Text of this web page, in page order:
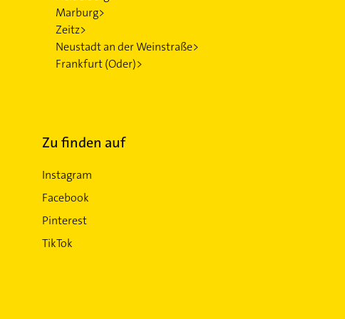
Marburg>
Zeitz>
Neustadt an der Weinstraße>
Frankfurt (Oder)>
Zu finden auf
Instagram
Facebook
Pinterest
TikTok